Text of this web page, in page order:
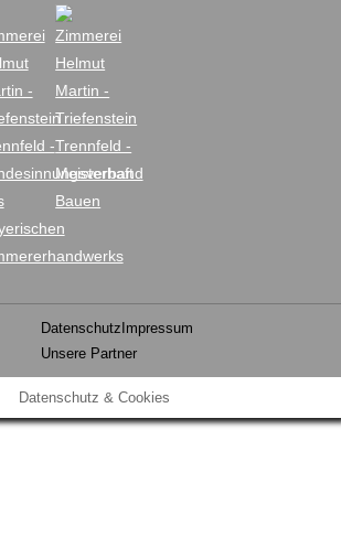
Datenschutz Impressum
Unsere Partner
Datenschutz & Cookies